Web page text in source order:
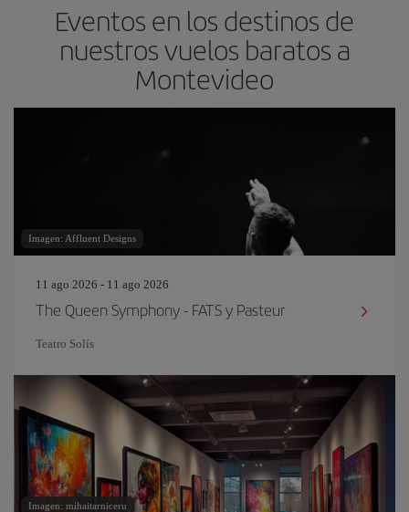
Eventos en los destinos de
nuestros vuelos baratos a
Montevideo
Imagen: Affluent Designs
11 ago 2026 - 11 ago 2026
The Queen Symphony - FATS y Pasteur
Teatro Solís
Imagen: mihaitarniceru